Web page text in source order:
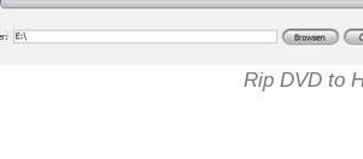
Rip DVD to